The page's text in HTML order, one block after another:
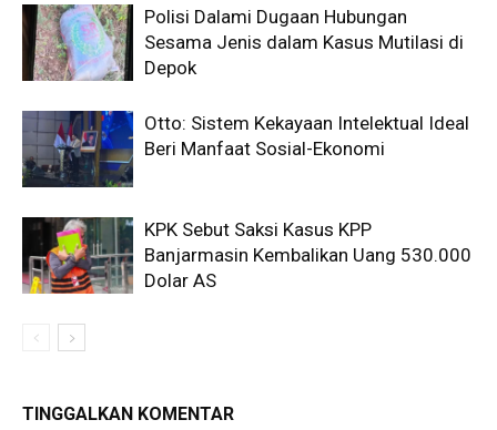
Polisi Dalami Dugaan Hubungan
Sesama Jenis dalam Kasus Mutilasi di
Depok
Otto: Sistem Kekayaan Intelektual Ideal
Beri Manfaat Sosial-Ekonomi
KPK Sebut Saksi Kasus KPP
Banjarmasin Kembalikan Uang 530.000
Dolar AS
TINGGALKAN KOMENTAR